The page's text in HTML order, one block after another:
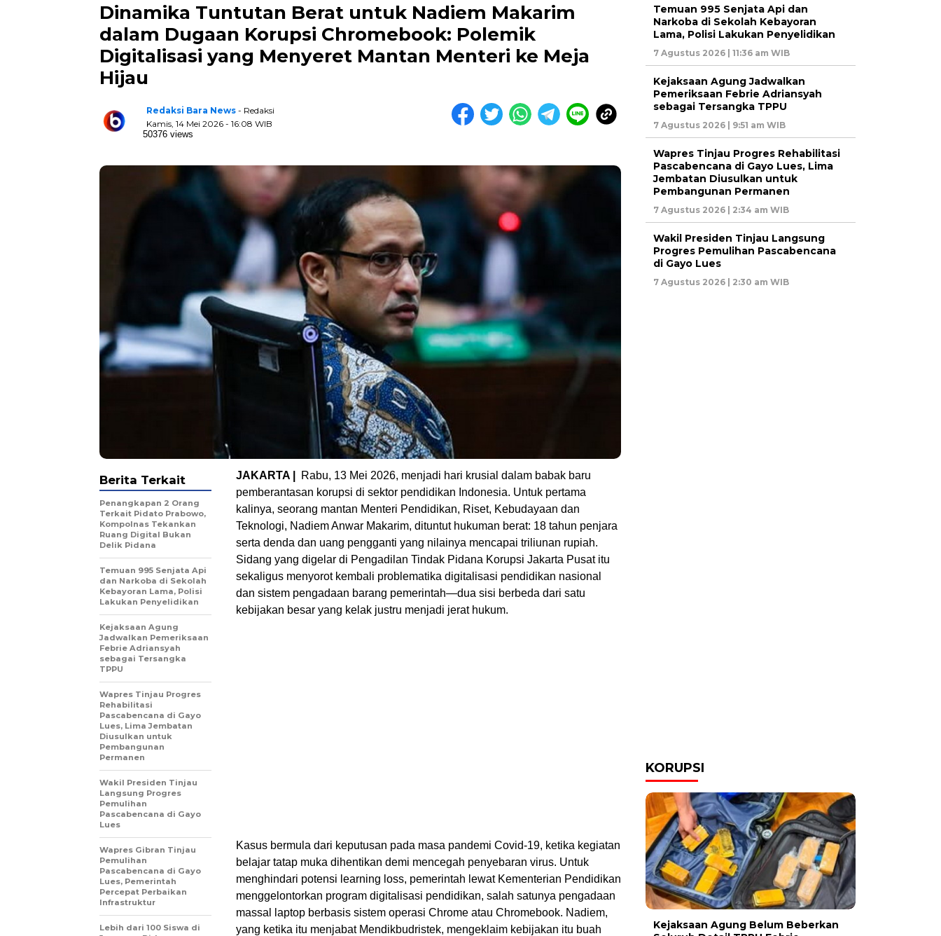
Dinamika Tuntutan Berat untuk Nadiem Makarim
dalam Dugaan Korupsi Chromebook: Polemik
Digitalisasi yang Menyeret Mantan Menteri ke Meja
Hijau
Redaksi Bara News - Redaksi
Kamis, 14 Mei 2026 - 16:08 WIB
50376 views
JAKARTA |
Rabu, 13 Mei 2026, menjadi hari krusial dalam babak baru
pemberantasan korupsi di sektor pendidikan Indonesia. Untuk pertama
kalinya, seorang mantan Menteri Pendidikan, Riset, Kebudayaan dan
Teknologi, Nadiem Anwar Makarim, dituntut hukuman berat: 18 tahun penjara
serta denda dan uang pengganti yang nilainya mencapai triliunan rupiah.
Sidang yang digelar di Pengadilan Tindak Pidana Korupsi Jakarta Pusat itu
sekaligus menyorot kembali problematika digitalisasi pendidikan nasional
dan sistem pengadaan barang pemerintah—dua sisi berbeda dari satu
kebijakan besar yang kelak justru menjadi jerat hukum.
Kasus bermula dari keputusan pada masa pandemi Covid-19, ketika kegiatan
belajar tatap muka dihentikan demi mencegah penyebaran virus. Untuk
menghindari potensi learning loss, pemerintah lewat Kementerian Pendidikan
menggelontorkan program digitalisasi pendidikan, salah satunya pengadaan
massal laptop berbasis sistem operasi Chrome atau Chromebook. Nadiem,
yang ketika itu menjabat Mendikbudristek, mengeklaim kebijakan itu buah
Berita Terkait
Penangkapan 2 Orang
Terkait Pidato Prabowo,
Kompolnas Tekankan
Ruang Digital Bukan
Delik Pidana
Temuan 995 Senjata Api
dan Narkoba di Sekolah
Kebayoran Lama, Polisi
Lakukan Penyelidikan
Kejaksaan Agung
Jadwalkan Pemeriksaan
Febrie Adriansyah
sebagai Tersangka
TPPU
Wapres Tinjau Progres
Rehabilitasi
Pascabencana di Gayo
Lues, Lima Jembatan
Diusulkan untuk
Pembangunan
Permanen
Wakil Presiden Tinjau
Langsung Progres
Pemulihan
Pascabencana di Gayo
Lues
Wapres Gibran Tinjau
Pemulihan
Pascabencana di Gayo
Lues, Pemerintah
Percepat Perbaikan
Infrastruktur
Lebih dari 100 Siswa di
Temuan 995 Senjata Api dan
Narkoba di Sekolah Kebayoran
Lama, Polisi Lakukan Penyelidikan
7 Agustus 2026 | 11:36 am WIB
Kejaksaan Agung Jadwalkan
Pemeriksaan Febrie Adriansyah
sebagai Tersangka TPPU
7 Agustus 2026 | 9:51 am WIB
Wapres Tinjau Progres Rehabilitasi
Pascabencana di Gayo Lues, Lima
Jembatan Diusulkan untuk
Pembangunan Permanen
7 Agustus 2026 | 2:34 am WIB
Wakil Presiden Tinjau Langsung
Progres Pemulihan Pascabencana
di Gayo Lues
7 Agustus 2026 | 2:30 am WIB
KORUPSI
Kejaksaan Agung Belum Beberkan